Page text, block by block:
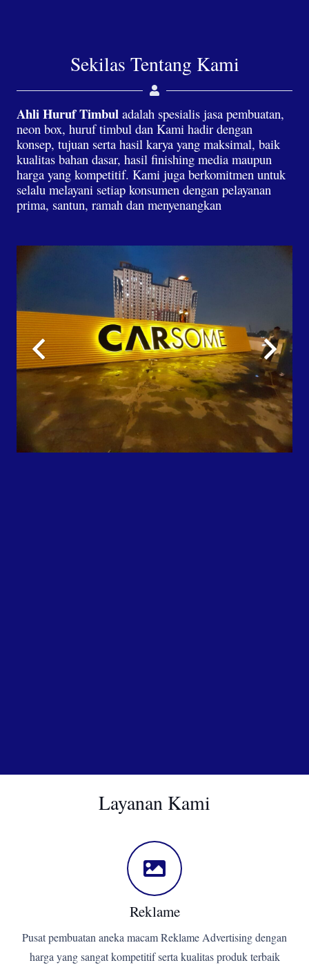
Sekilas Tentang Kami
Ahli Huruf Timbul adalah spesialis jasa pembuatan,
neon box, huruf timbul dan Kami hadir dengan
konsep, tujuan serta hasil karya yang maksimal, baik
kualitas bahan dasar, hasil finishing media maupun
harga yang kompetitif. Kami juga berkomitmen untuk
selalu melayani setiap konsumen dengan pelayanan
prima, santun, ramah dan menyenangkan
Layanan Kami
Reklame
Pusat pembuatan aneka macam Reklame Advertising dengan
harga yang sangat kompetitif serta kualitas produk terbaik